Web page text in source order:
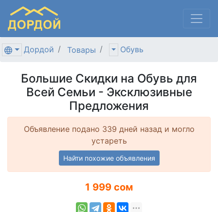
Дордой Товары Обувь
Большие Скидки на Обувь для
Всей Семьи - Эксклюзивные
Предложения
Объявление подано 339 дней назад и могло
устареть
Найти похожие объявления
1 999 сом